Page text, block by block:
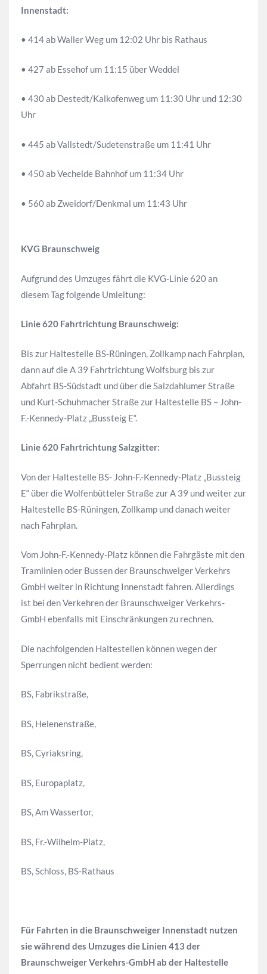
Innenstadt:
• 414 ab Waller Weg um 12:02 Uhr bis Rathaus
• 427 ab Essehof um 11:15 über Weddel
• 430 ab Destedt/Kalkofenweg um 11:30 Uhr und 12:30
Uhr
• 445 ab Vallstedt/Sudetenstraße um 11:41 Uhr
• 450 ab Vechelde Bahnhof um 11:34 Uhr
• 560 ab Zweidorf/Denkmal um 11:43 Uhr
KVG Braunschweig
Aufgrund des Umzuges fährt die KVG-Linie 620 an
diesem Tag folgende Umleitung:
Linie 620 Fahrtrichtung Braunschweig:
Bis zur Haltestelle BS-Rüningen, Zollkamp nach Fahrplan,
dann auf die A 39 Fahrtrichtung Wolfsburg bis zur
Abfahrt BS-Südstadt und über die Salzdahlumer Straße
und Kurt-Schuhmacher Straße zur Haltestelle BS – John-
F.-Kennedy-Platz „Bussteig E“.
Linie 620 Fahrtrichtung Salzgitter:
Von der Haltestelle BS- John-F.-Kennedy-Platz „Bussteig
E“ über die Wolfenbütteler Straße zur A 39 und weiter zur
Haltestelle BS-Rüningen, Zollkamp und danach weiter
nach Fahrplan.
Vom John-F.-Kennedy-Platz können die Fahrgäste mit den
Tramlinien oder Bussen der Braunschweiger Verkehrs
GmbH weiter in Richtung Innenstadt fahren. Allerdings
ist bei den Verkehren der Braunschweiger Verkehrs-
GmbH ebenfalls mit Einschränkungen zu rechnen.
Die nachfolgenden Haltestellen können wegen der
Sperrungen nicht bedient werden:
BS, Fabrikstraße,
BS, Helenenstraße,
BS, Cyriaksring,
BS, Europaplatz,
BS, Am Wassertor,
BS, Fr.-Wilhelm-Platz,
BS, Schloss, BS-Rathaus
Für Fahrten in die Braunschweiger Innenstadt nutzen
sie während des Umzuges die Linien 413 der
Braunschweiger Verkehrs-GmbH ab der Haltestelle